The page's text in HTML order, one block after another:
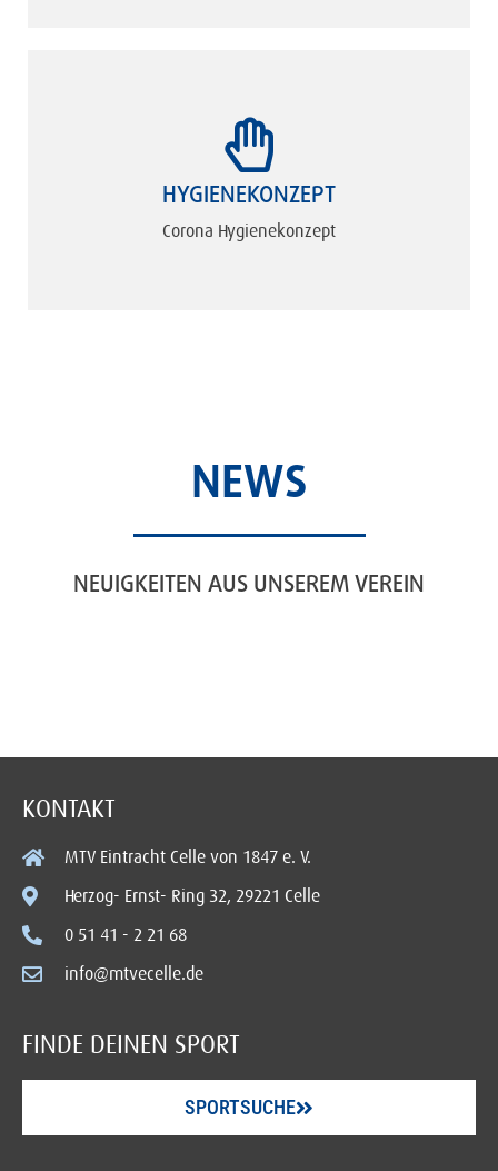
HYGIENEKONZEPT
Corona Hygienekonzept
NEWS
NEUIGKEITEN AUS UNSEREM VEREIN
KONTAKT
MTV Eintracht Celle von 1847 e. V.
Herzog- Ernst- Ring 32, 29221 Celle
0 51 41 - 2 21 68
info@mtvecelle.de
FINDE DEINEN SPORT
SPORTSUCHE